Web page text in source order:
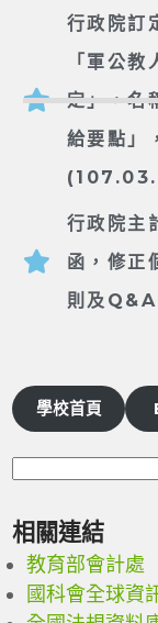
行政院訂
「軍公
定」，名
給要點」
行政院
函，修正
則及
學校首頁
相關連結
教育部會計處
國科會全球資